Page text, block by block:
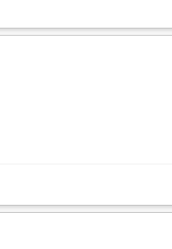
wysoką jakość obsługi. Monitorowanie
wysoką jakość obsługi. Monitorowanie